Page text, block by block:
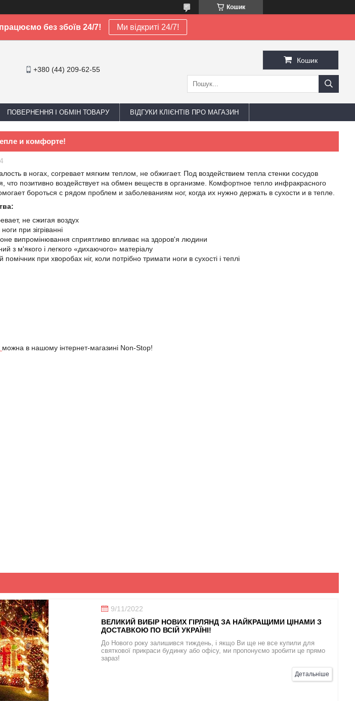
Кошик
без збоїв 24/7! Ми відкриті 24/7!
+380 (44) 209-62-55
Кошик
ПОВЕРНЕННЯ І ОБМІН ТОВАРУ ВІДГУКИ КЛІЄНТІВ ПРО МАГАЗИН
и комфорте!
в ногах, согревает мягким теплом, не обжигает. Под воздействием тепла стенки сосудов
что позитивно воздействует на обмен веществ в организме. Комфортное тепло инфракрасного
бороться с рядом проблем и заболеваниям ног, когда их нужно держать в сухости и в тепле.
не сжигая воздух
при зігріванні
випромінювання сприятливо впливає на здоров'я людини
з м'якого і легкого «дихаючого» матеріалу
помічник при хворобах ніг, коли потрібно тримати ноги в сухості і теплі
можна в нашому інтернет-магазині Non-Stop!
9/11/2022
ВЕЛИКИЙ ВИБІР НОВИХ ГІРЛЯНД ЗА НАЙКРАЩИМИ ЦІНАМИ З
ДОСТАВКОЮ ПО ВСІЙ УКРАЇНІ!
До Нового року залишився тиждень, і якщо Ви ще не все купили для
святкової прикраси будинку або офісу, ми пропонуємо зробити це прямо
зараз!
Детальніше